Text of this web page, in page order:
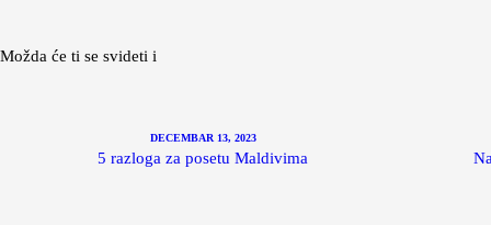
Možda će ti se svideti i
DECEMBAR 13, 2023
5 razloga za posetu Maldivima